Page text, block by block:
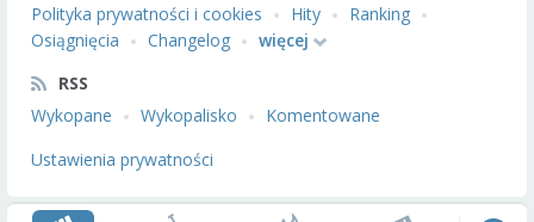
Polityka prywatności i cookies
Hity
Ranking
Osiągnięcia
Changelog
więcej
RSS
Wykopane
Wykopalisko
Komentowane
Ustawienia prywatności